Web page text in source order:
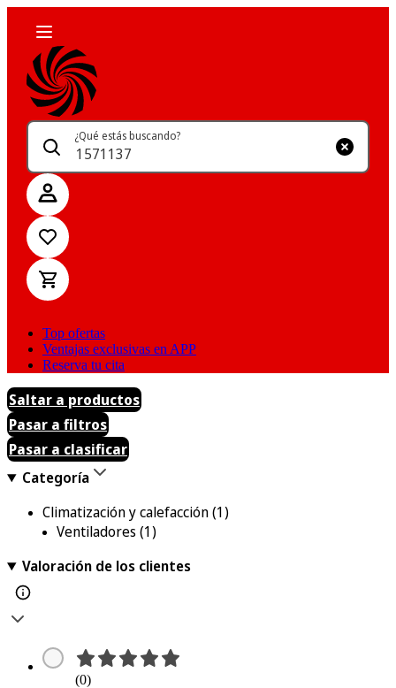
¿Qué estás buscando?
Top ofertas
Ventajas exclusivas en APP
Reserva tu cita
Saltar a productos
Pasar a filtros
Pasar a clasificar
Categoría
Climatización y calefacción(1)
Ventiladores (1)
Valoración de los clientes
(0)